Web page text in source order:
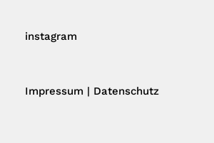
instagram
Impressum | Datenschutz